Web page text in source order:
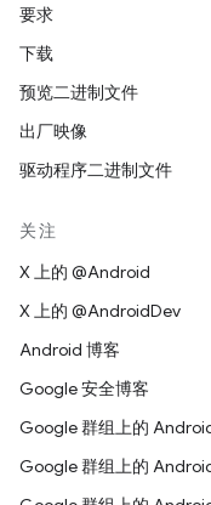
要求
下载
预览二进制文件
出厂映像
驱动程序二进制文件
关注
X 上的 @Android
X 上的 @AndroidDev
Android 博客
Google 安全博客
Google 群组上的
Google 群组上的